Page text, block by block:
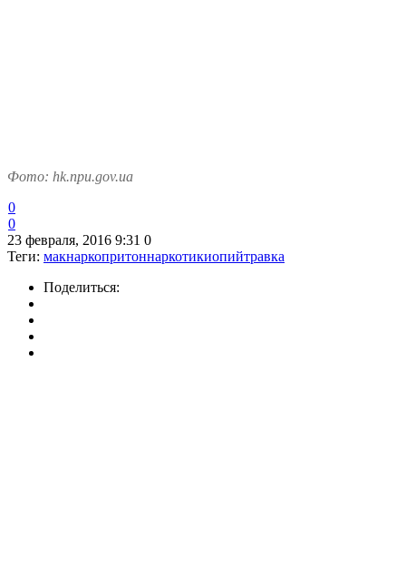
Фото: hk.npu.gov.ua
0
0
23 февраля, 2016 9:31 0
Теги: макнаркопритоннаркотикиопийтравка
Поделиться: